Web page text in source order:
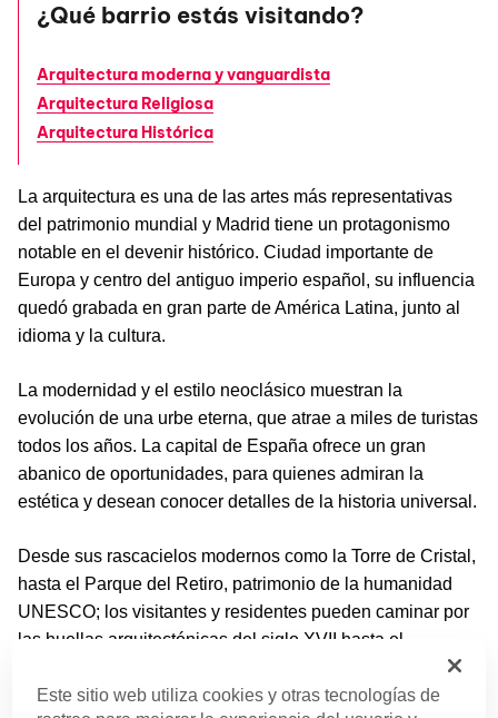
¿Qué barrio estás visitando?
Arquitectura moderna y vanguardista
Arquitectura Religiosa
Arquitectura Histórica
La arquitectura es una de las artes más representativas
del patrimonio mundial y Madrid tiene un protagonismo
notable en el devenir histórico. Ciudad importante de
Europa y centro del antiguo imperio español, su influencia
quedó grabada en gran parte de América Latina, junto al
idioma y la cultura.
La modernidad y el estilo neoclásico muestran la
evolución de una urbe eterna, que atrae a miles de turistas
todos los años. La capital de España ofrece un gran
abanico de oportunidades, para quienes admiran la
estética y desean conocer detalles de la historia universal.
Desde sus rascacielos modernos como la Torre de Cristal,
hasta el Parque del Retiro, patrimonio de la humanidad
UNESCO; los visitantes y residentes pueden caminar por
las huellas arquitectónicas del siglo XVII hasta el
presente. Otra opción importante es recorrer el Paseo de
la Castellana, que desde el siglo XX permite ver la
Este sitio web utiliza cookies y otras tecnologías de